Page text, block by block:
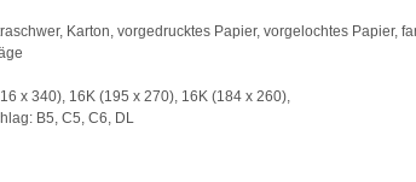
Karton, vorgedrucktes Papier, vorgelochtes Papier,
x 340), 16K (195 x 270), 16K (184 x 260),
B5, C5, C6, DL